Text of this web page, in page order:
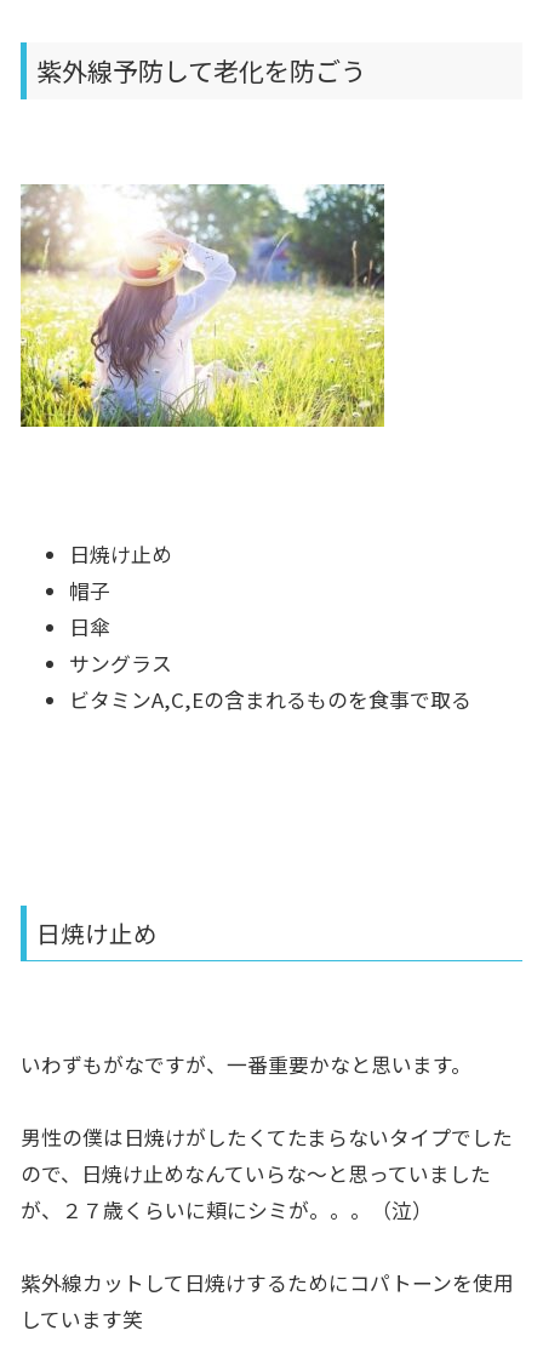
紫外線予防して老化を防ごう
日焼け止め
帽子
日傘
サングラス
ビタミンA,C,Eの含まれるものを食事で取る
日焼け止め
いわずもがなですが、一番重要かなと思います。
男性の僕は日焼けがしたくてたまらないタイプでした
ので、日焼け止めなんていらな〜と思っていました
が、２７歳くらいに頬にシミが。。。（泣）
紫外線カットして日焼けするためにコパトーンを使用
しています笑